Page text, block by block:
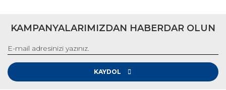
KAMPANYALARIMIZDAN HABERDAR OLUN
KAYDOL